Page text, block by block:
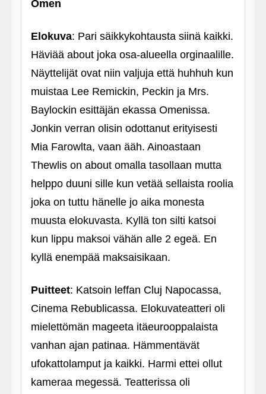
Omen
Elokuva: Pari säikkykohtausta siinä kaikki.
Häviää about joka osa-alueella orginaalille.
Näyttelijät ovat niin valjuja että huhhuh kun
muistaa Lee Remickin, Peckin ja Mrs.
Baylockin esittäjän ekassa Omenissa.
Jonkin verran olisin odottanut erityisesti
Mia Farowlta, vaan ääh. Ainoastaan
Thewlis on about omalla tasollaan mutta
helppo duuni sille kun vetää sellaista roolia
joka on tuttu hänelle jo aika monesta
muusta elokuvasta. Kyllä ton silti katsoi
kun lippu maksoi vähän alle 2 egeä. En
kyllä enempää maksaisikaan.
Puitteet: Katsoin leffan Cluj Napocassa,
Cinema Rebublicassa. Elokuvateatteri oli
mielettömän mageeta itäeurooppalaista
vanhan ajan patinaa. Hämmentävät
ufokattolamput ja kaikki. Harmi ettei ollut
kameraa megessä. Teatterissa oli